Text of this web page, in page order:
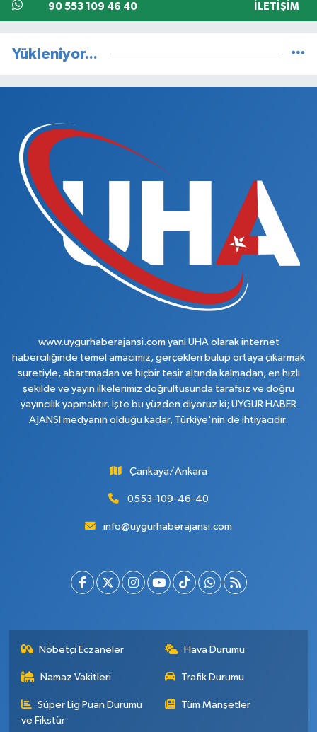
90 553 109 46 40 İLETIŞIM
Yükleniyor...
www.uygurhaberajansi.com yani UHA olarak internet
haberciliğinde temel amacımız, gerçekleri bulup ortaya çıkarmak
suretiyle, abartmadan ve hiçbir tesir altında kalmadan, en hızlı
şekilde ve yayın ilkelerimiz doğrultusunda tarafsız ve doğru
yayıncılık yapmaktır. İşte bu yüzden diyoruz ki; UYGUR HABER
AJANSI medyanın olduğu kadar, Türkiye'nin de ihtiyacıdır.
Çankaya/Ankara
0553-109-46-40
info@uygurhaberajansi.com
Nöbetçi Eczaneler Hava Durumu
Namaz Vakitleri Trafik Durumu
Süper Lig Puan Durumu
ve Fikstür
Tüm Manşetler